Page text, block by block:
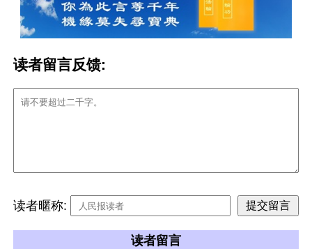
读者留言反馈:
读者暱称:
读者留言